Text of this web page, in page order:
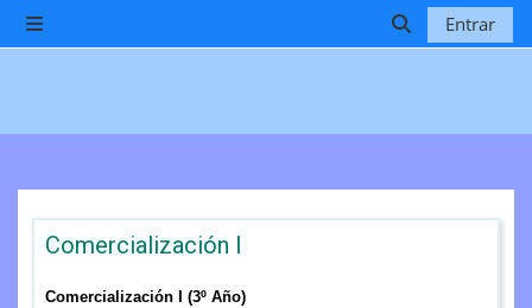
Salta al contenido principal
Panel lateral
Selector de
Entrar
Comercialización I
Comercialización I (3º Año)